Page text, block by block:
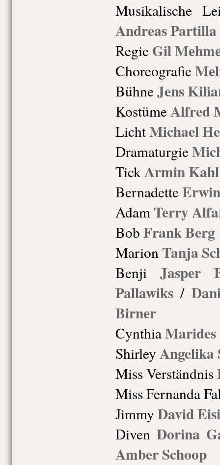
Musikalische
Andreas Partilla
Regie Gil
Choreografie
BühneJens
KostümeAlfred
LichtMichael
Dramaturgie
TickArmin Kahl
Bernadette
Adam Terry
Bob Frank Berg
Marion Tanja
Benji
Jasper
Pallawiks/
Birner
Cynthia
Shirley Angelika
Miss Verständnis
Miss Fernanda
Jimmy David
Diven Dorina
Amber Schoop